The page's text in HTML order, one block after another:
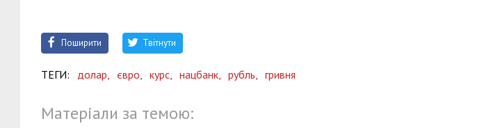
Поширити Твітнути
ТЕГИ: долар, євро, курс, нацбанк, рубль, гривня
Матеріали за темою: